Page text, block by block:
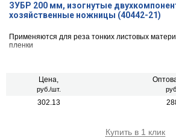
ЗУБР 200 мм, изогнутые
хозяйственные ножницы (40442-21)
Применяются для реза тонких листовых
пленки
Цена,
руб./шт.
302.13
Купить в 1 клик